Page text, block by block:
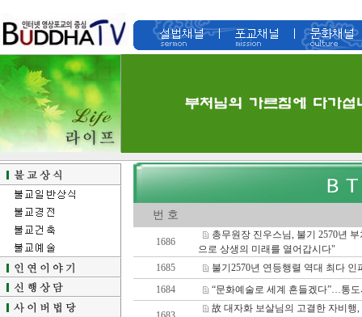
번 호
1686
총무원장 진우스님, 불기 2570년
으로 상생의 미래를 열어갑시다"
1685
불기2570년 연등행렬 역대 최다
1684
“문화예술로 세계 흔들겠다”…통
故 대자화 보살님의 고결한 자비행